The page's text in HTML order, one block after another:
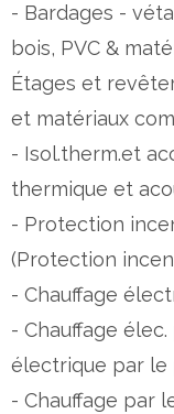
- Bardages -
bois, PVC &
Étages et
et matériaux
- Isol.therm.et
thermique et
- Protection
(Protection
- Chauffage
- Chauffage élec.
électrique par le
- Chauffage par